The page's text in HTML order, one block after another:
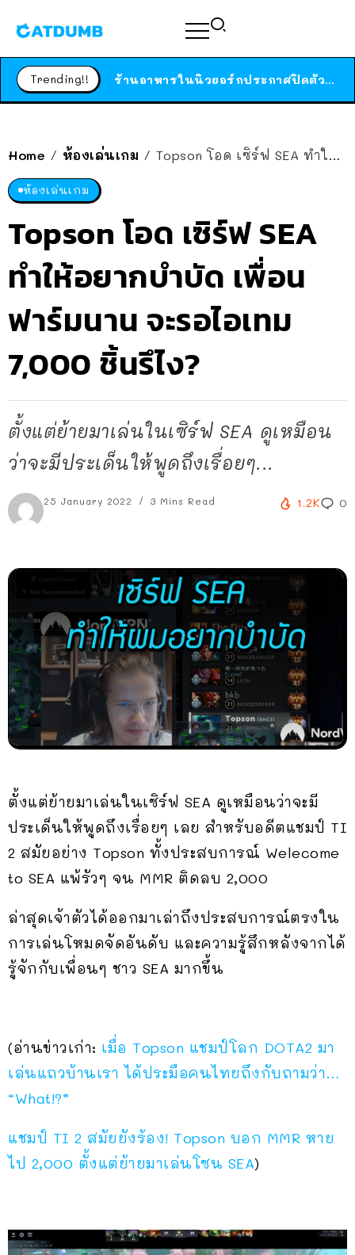
Trending!! ร้านอาหารในนิวยอร์กประกาศปิดตัวลง หลังอยู่มานานกว่า 45 ปี ติดป้ายขอบคุณลูกค้าทุกคน แถมสูตรทำไวท์ซอสให้แบบจัดเต็ม
Home / ห้องเล่นเกม / Topson โอด เซิร์ฟ SEA ทำให้อยากบำบัด เพื่อนฟาร์มนาน จะรอไอเทม 7,000 ชิ้นรึไง?
ห้องเล่นเกม
Topson โอด เซิร์ฟ SEA
ทำให้อยากบำบัด เพื่อน
ฟาร์มนาน จะรอไอเทม
7,000 ชิ้นรึไง?
ตั้งแต่ย้ายมาเล่นในเซิร์ฟ SEA ดูเหมือน
ว่าจะมีประเด็นให้พูดถึงเรื่อยๆ...
25 January 2022 3 Mins Read 1.2K 0
ตั้งแต่ย้ายมาเล่นในเซิร์ฟ SEA ดูเหมือนว่าจะมี
ประเด็นให้พูดถึงเรื่อยๆ เลย สำหรับอดีตแชมป์ TI
2 สมัยอย่าง Topson ทั้งประสบการณ์ Welecome
to SEA แพ้รัวๆ จน MMR ติดลบ 2,000
ล่าสุดเจ้าตัวได้ออกมาเล่าถึงประสบการณ์ตรงใน
การเล่นโหมดจัดอันดับ และความรู้สึกหลังจากได้
รู้จักกับเพื่อนๆ ชาว SEA มากขึ้น
(อ่านข่าวเก่า: เมื่อ Topson แชมป์โลก DOTA2 มา
เล่นแถวบ้านเรา ได้ประมือคนไทยถึงกับถามว่า…
“What!?”
แชมป์ TI 2 สมัยยังร้อง! Topson บอก MMR หาย
ไป 2,000 ตั้งแต่ย้ายมาเล่นโซน SEA)